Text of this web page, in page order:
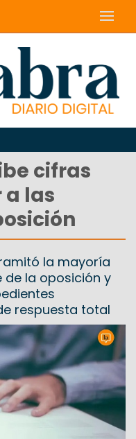
cifras
las
la mayoría
de la oposición y
respuesta total